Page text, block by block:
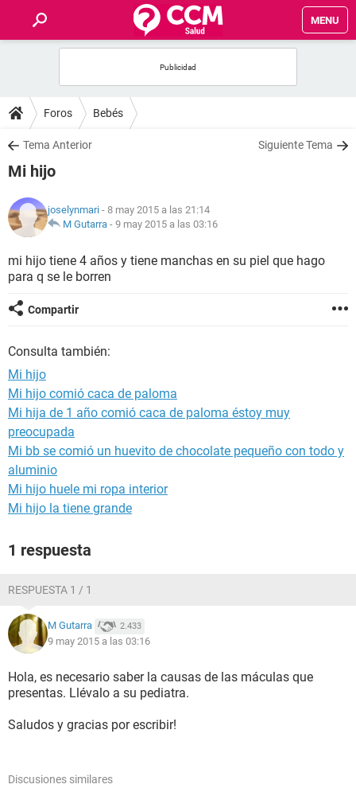
MENU
FOROS
SALUD
FAMILIA
NUTRICIÓN
BIENESTAR
SEXUALIDAD
GLOSARIO
Foros Bebés
Tema Anterior Siguiente Tema
Mi hijo
joselynmari - 8 may 2015 a las 21:14
M Gutarra - 9 may 2015 a las 03:16
mi hijo tiene 4 años y tiene manchas en su piel que hago
para q se le borren
Compartir
Consulta también:
Mi hijo
Mi hijo comió caca de paloma
Mi hija de 1 año comió caca de paloma éstoy muy
preocupada
Mi bb se comió un huevito de chocolate pequeño con todo y
aluminio
Mi hijo huele mi ropa interior
Mi hijo la tiene grande
1 respuesta
RESPUESTA 1 / 1
M Gutarra 2.433
9 may 2015 a las 03:16
Hola, es necesario saber la causas de las máculas que
presentas. Llévalo a su pediatra.
Saludos y gracias por escribir!
Discusiones similares